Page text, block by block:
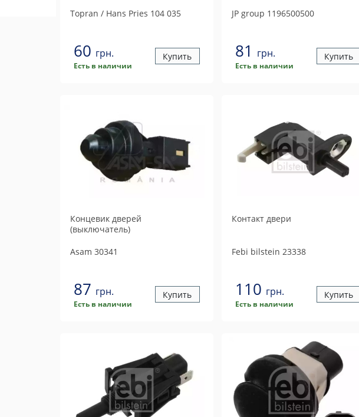
Topran / Hans Pries 104 035
60 грн.
Есть в наличии
Купить
JP group 1196500500
81 грн.
Есть в наличии
Купить
Концевик дверей
(выключатель)
Asam 30341
87 грн.
Есть в наличии
Купить
Контакт двери
Febi bilstein 23338
110 грн.
Есть в наличии
Купить